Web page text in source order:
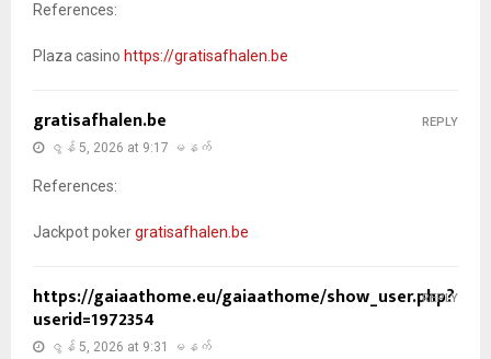
References:
Plaza casino https://gratisafhalen.be
gratisafhalen.be
ဇွန် 5, 2026 at 9:17 မနက်
References:
Jackpot pokergratisafhalen.be
REPLY
https://gaiaathome.eu/gaiaathome/show_user.php?
userid=1972354
ဇွန် 5, 2026 at 9:31 မနက်
REPLY